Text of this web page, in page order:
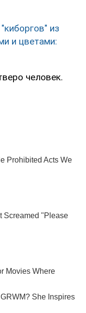
из
и цветами:
человек.